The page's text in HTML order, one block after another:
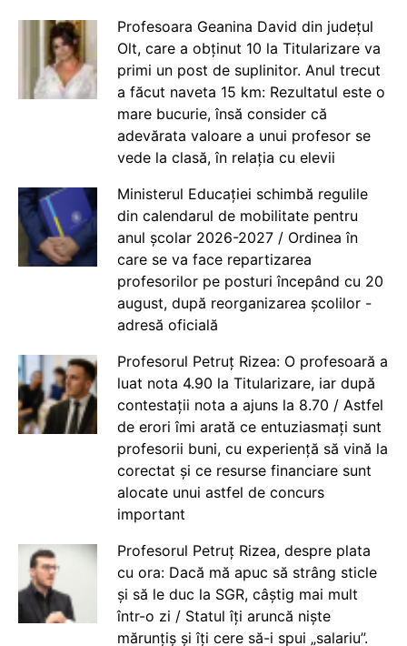
Profesoara Geanina David din județul
Olt, care a obținut 10 la Titularizare va
primi un post de suplinitor. Anul trecut
a făcut naveta 15 km: Rezultatul este o
mare bucurie, însă consider că
adevărata valoare a unui profesor se
vede la clasă, în relația cu elevii
Ministerul Educației schimbă regulile
din calendarul de mobilitate pentru
anul școlar 2026-2027 / Ordinea în
care se va face repartizarea
profesorilor pe posturi începând cu 20
august, după reorganizarea școlilor -
adresă oficială
Profesorul Petruț Rizea: O profesoară a
luat nota 4.90 la Titularizare, iar după
contestații nota a ajuns la 8.70 / Astfel
de erori îmi arată ce entuziasmați sunt
profesorii buni, cu experiență să vină la
corectat și ce resurse financiare sunt
alocate unui astfel de concurs
important
Profesorul Petruț Rizea, despre plata
cu ora: Dacă mă apuc să strâng sticle
și să le duc la SGR, câștig mai mult
într-o zi / Statul îți aruncă niște
mărunțiș și îți cere să-i spui „salariu”.